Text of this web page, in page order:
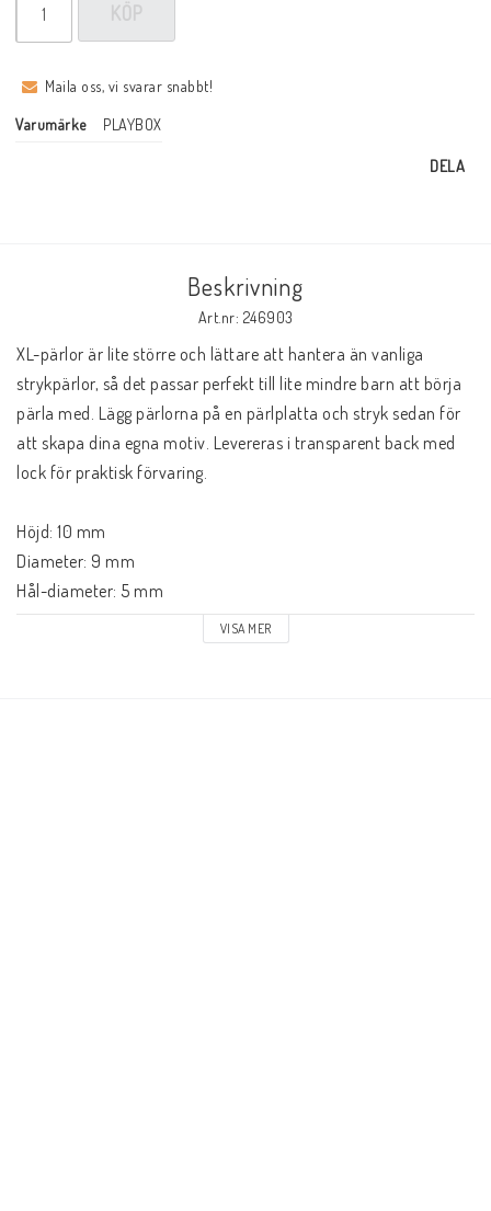
KÖP
Maila oss, vi svarar snabbt!
Varumärke PLAYBOX
DELA
Beskrivning
Art.nr: 246903
XL-pärlor är lite större och lättare att hantera än vanliga
strykpärlor, så det passar perfekt till lite mindre barn att börja
pärla med. Lägg pärlorna på en pärlplatta och stryk sedan för
att skapa dina egna motiv. Levereras i transparent back med
lock för praktisk förvaring.
Höjd: 10 mm
Diameter: 9 mm
Hål-diameter: 5 mm
Färger: Vit, gul, orange, röd, lila, rosa, blå, grön, brun, svart.
VISA MER